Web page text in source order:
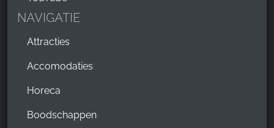
NAVIGATIE
Attracties
Accomodaties
Horeca
Boodschappen